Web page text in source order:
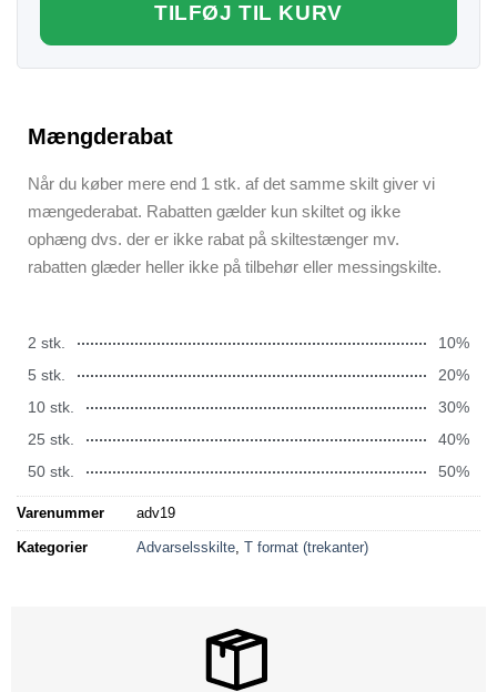
TILFØJ TIL KURV
Mængderabat
Når du køber mere end 1 stk. af det samme skilt giver vi
mængederabat. Rabatten gælder kun skiltet og ikke
ophæng dvs. der er ikke rabat på skiltestænger mv.
rabatten glæder heller ikke på tilbehør eller messingskilte.
2 stk.
10%
5 stk.
20%
10 stk.
30%
25 stk.
40%
50 stk.
50%
Varenummer adv19
Kategorier Advarselsskilte T format (trekanter)